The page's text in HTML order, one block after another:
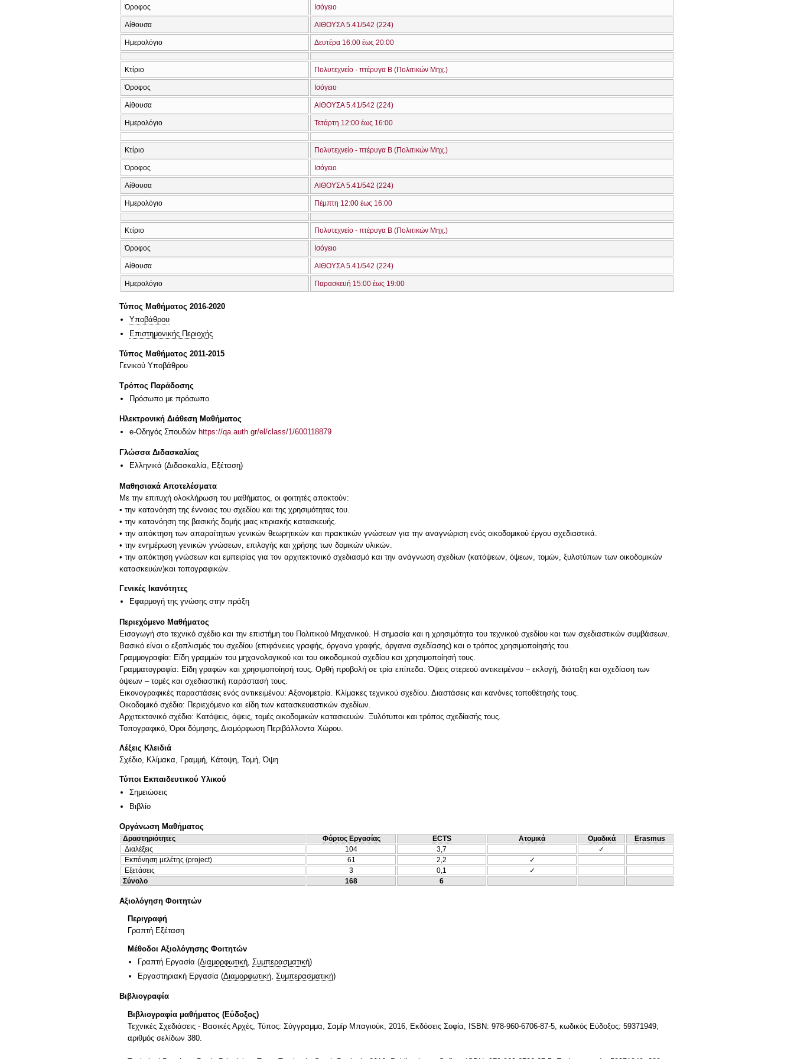
Όροφος Ισόγειο
Αίθουσα ΑΙΘΟΥΣΑ 5.41/542 (224)
Ημερολόγιο Δευτέρα 16:00 έως 20:00
Κτίριο Πολυτεχνείο - πτέρυγα Β (Πολιτικών Μηχ.)
Όροφος Ισόγειο
Αίθουσα ΑΙΘΟΥΣΑ 5.41/542 (224)
Ημερολόγιο Τετάρτη 12:00 έως 16:00
Κτίριο Πολυτεχνείο - πτέρυγα Β (Πολιτικών Μηχ.)
Όροφος Ισόγειο
Αίθουσα ΑΙΘΟΥΣΑ 5.41/542 (224)
Ημερολόγιο Πέμπτη 12:00 έως 16:00
Κτίριο Πολυτεχνείο - πτέρυγα Β (Πολιτικών Μηχ.)
Όροφος Ισόγειο
Αίθουσα ΑΙΘΟΥΣΑ 5.41/542 (224)
Ημερολόγιο Παρασκευή 15:00 έως 19:00
Τύπος Μαθήματος 2016-2020
Υποβάθρου
Επιστημονικής Περιοχής
Τύπος Μαθήματος 2011-2015
Γενικού Υποβάθρου
Τρόπος Παράδοσης
Πρόσωπο με πρόσωπο
Ηλεκτρονική Διάθεση Μαθήματος
e-Οδηγός Σπουδών https://qa.auth.gr/el/class/1/600118879
Γλώσσα Διδασκαλίας
Ελληνικά (Διδασκαλία, Εξέταση)
Μαθησιακά Αποτελέσματα
Με την επιτυχή ολοκλήρωση του μαθήματος, οι φοιτητές αποκτούν:
• την κατανόηση της έννοιας του σχεδίου και της χρησιμότητας του.
• την κατανόηση της βασικής δομής μιας κτιριακής κατασκευής.
• την απόκτηση των απαραίτητων γενικών θεωρητικών και πρακτικών γνώσεων για την αναγνώριση ενός οικοδομικού έργου σχεδιαστικά.
• την ενημέρωση γενικών γνώσεων, επιλογής και χρήσης των δομικών υλικών.
• την απόκτηση γνώσεων και εμπειρίας για τον αρχιτεκτονικό σχεδιασμό και την ανάγνωση σχεδίων (κατόψεων, όψεων, τομών, ξυλοτύπων των οικοδομικών
Γενικές Ικανότητες
Εφαρμογή της γνώσης στην πράξη
Περιεχόμενο Μαθήματος
Εισαγωγή στο τεχνικό σχέδιο και την επιστήμη του Πολιτικού Μηχανικού. Η σημασία και η χρησιμότητα του τεχνικού σχεδίου και των σχεδιαστικών συμβάσεων.
Βασικό είναι ο εξοπλισμός του σχεδίου (επιφάνειες γραφής, όργανα γραφής, όργανα σχεδίασης) και ο τρόπος χρησιμοποίησής του.
Γραμμογραφία: Είδη γραμμών του μηχανολογικού και του οικοδομικού σχεδίου και χρησιμοποίησή τους.
Γραμματογραφία: Είδη γραφών και χρησιμοποίησή τους. Ορθή προβολή σε τρία επίπεδα. Όψεις στερεού αντικειμένου – εκλογή, διάταξη και σχεδίαση των
όψεων – τομές και σχεδιαστική παράστασή τους.
Εικονογραφικές παραστάσεις ενός αντικειμένου: Αξονομετρία. Κλίμακες τεχνικού σχεδίου. Διαστάσεις και κανόνες τοποθέτησής τους.
Οικοδομικό σχέδιο: Περιεχόμενο και είδη των κατασκευαστικών σχεδίων.
Αρχιτεκτονικό σχέδιο: Κατόψεις, όψεις, τομές οικοδομικών κατασκευών. Ξυλότυποι και τρόπος σχεδίασής τους.
Λέξεις Κλειδιά
Σχέδιο, Κλίμακα, Γραμμή, Κάτοψη, Τομή, Όψη
Τύποι Εκπαιδευτικού Υλικού
Σημειώσεις
Βιβλίο
Οργάνωση Μαθήματος
Δραστηριότητες Φόρτος Εργασίας ECTS Ατομικά Ομαδικά
Erasmus
Διαλέξεις
104 3,7
✓
Εκπόνηση μελέτης (project)
61 2,2
✓
Εξετάσεις
3 0,1
✓
Σύνολο
168 6
Αξιολόγηση Φοιτητών
Περιγραφή
Γραπτή Εξέταση
Μέθοδοι Αξιολόγησης Φοιτητών
Γραπτή Εργασία (Διαμορφωτική, Συμπερασματική)
Εργαστηριακή Εργασία (Διαμορφωτική Συμπερασματική)
Βιβλιογραφία
Βιβλιογραφία μαθήματος (Εύδοξος)
Τεχνικές Σχεδιάσεις - Βασικές Αρχές, Τύπος: Σύγγραμμα, Σαμίρ Μπαγιούκ, 2016, Εκδόσεις Σοφία, ISBN: 978-960-6706-87-5, κωδικός Εύδοξος: 59371949,
αριθμός σελίδων 380.